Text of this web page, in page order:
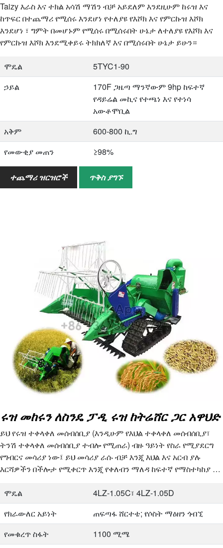
Taizy እራስ እና ተክል አሳሽ ማሽን ብቻ አይደለም እንደዚሁም ከሩዝ እና
ከጥፍር በተጨማሪ የሚሰሩ እንደሆነ የተለያዩ የእሾክ እና የምርኩዝ እሾክ
እንደሆነ ፣ ግምት በመሆኑም የሚሰሩ በሚሰሩበት ሁኔታ ለተለያዩ የእሾክ እና
የምርኩዝ እሾክ እንደሚቀይሩ ትክክለኛ እና በሚሰሩበት ሁኔታ ይሁን።
ሞዴል
5TYC1-90
ኃይል
170F ጋዜጣ ማንኛውም 9hp ከፍተኛ
የዳይሬል መኪና የተጫነ እና የተነሳ
አውቶሞቢል
አቅም
600-800 ኪ.ግ
የመውቂያ መጠን
≥98%
የመሰንሰሉ ደረጃ
≤2%
66pcs
ተጨማሪ ዝርዝሮች ጥቅስ ያግኙ
ሩዝ መከሩን ለስንዴ ፓዲ ሩዝ ከትሬሸር ጋር አዋህድ
ይህ የሩዝ ተቀላቀለ መሰብሰቢያ (እንዲሁም የእህል ተቀላቀለ መሰብሰቢያ፣
ትንሽ ተቀላቀለ መሰብሰቢያ ተብሎ የሚጠራ) ብዙ ዓይነት የስራ የሚያደርግ
የግብርና መሳሪያ ነው፤ ይህ መሳሪያ ራሱ ብቻ እንጂ እህል እና አርብ ያሉ
እርሻዎችን በችሎታ የሚቀርጥ እንጂ የቀለብን ማለዳ ከፍተኛ የማስተካከያ ስራ
ሞዴል
4LZ-1.05C፣ 4LZ-1.05D
የክራውለር አይነት
ጠፍጣፋ ሸርተቴ; የሶስት ማዕዘን ጎብኚ
የመቁረጥ ስፋት
1100 ሚሜ